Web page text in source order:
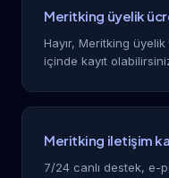
Meritking üyelik
Hayır, Meritking
içinde kayıt
Meritking iletişim
7/24 canlı destek, e-